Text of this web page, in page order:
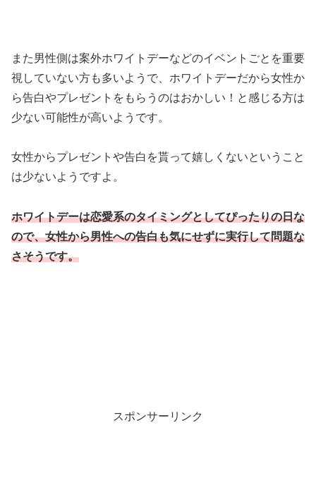
また男性側は案外ホワイトデーなどのイベントごとを重要
視していない方も多いようで、ホワイトデーだから女性か
ら告白やプレゼントをもらうのはおかしい！と感じる方は
少ない可能性が高いようです。
女性からプレゼントや告白を貰って嬉しくないということ
は少ないようですよ。
ホワイトデーは恋愛系のタイミングとしてぴったりの日な
ので、女性から男性への告白も気にせずに実行して問題な
さそうです。
スポンサーリンク